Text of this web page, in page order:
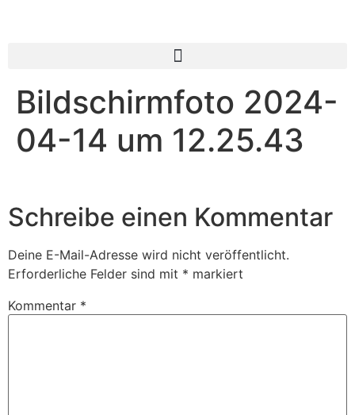
Bildschirmfoto 2024-
04-14 um 12.25.43
Schreibe einen Kommentar
Deine E-Mail-Adresse wird nicht veröffentlicht.
Erforderliche Felder sind mit * markiert
Kommentar *